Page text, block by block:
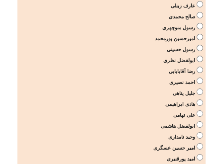
عارف زینلی
صالح محمدی
رسول منوچهری
امیرحسین پورمحمد
رسول حسینی
ابولفضل نظری
رضا آقابابایی
احمد نصیری
جلیل پناهی
هادی ابراهیمی
علی تهامی
ابولفضل هاشمی
وحید نامداری
امیر حسین عسگری
امید پورقنبری